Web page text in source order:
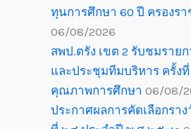
ทุนการศึกษา 60 ปี ครองรา
06/08/2026
สพป.ตรัง เขต 2 รับชมราย
และประชุมทีมบริหาร ครั้งที่
คุณภาพการศึกษา 06/08/
ประกาศผลการคัดเลือกราง